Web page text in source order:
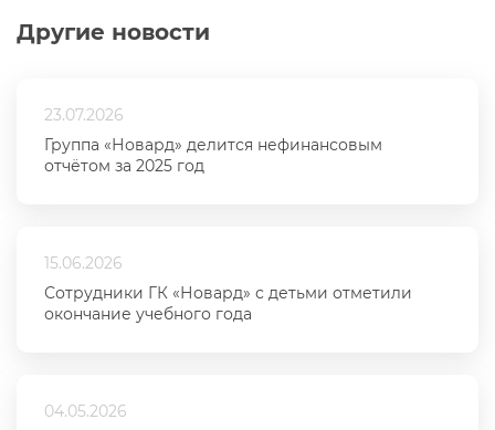
Другие новости
23.07.2026
Группа «Новард» делится нефинансовым
отчётом за 2025 год
15.06.2026
Сотрудники ГК «Новард» с детьми отметили
окончание учебного года
04.05.2026